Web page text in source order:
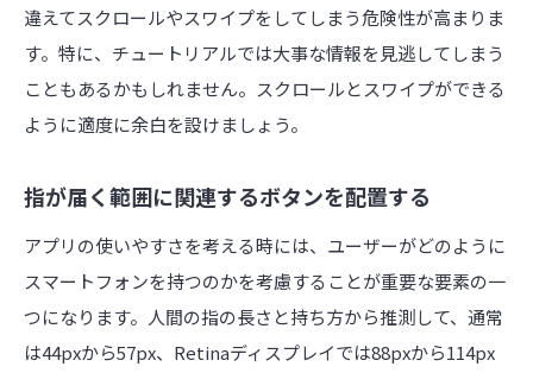
違えてスクロールやスワイプをしてしまう危険性が高まりま
す。特に、チュートリアルでは大事な情報を見逃してしまう
こともあるかもしれません。スクロールとスワイプができる
ように適度に余白を設けましょう。
指が届く範囲に関連するボタンを配置する
アプリの使いやすさを考える時には、ユーザーがどのように
スマートフォンを持つのかを考慮することが重要な要素の一
つになります。人間の指の長さと持ち方から推測して、通常
は44pxから57px、Retinaディスプレイでは88pxから114px